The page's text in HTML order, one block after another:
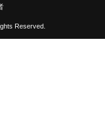
Reserved.